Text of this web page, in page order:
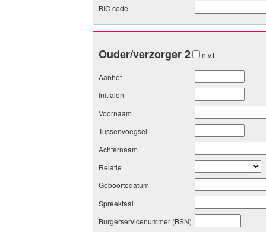
BIC code
Ouder/verzorger 2 n.v.t
Aanhef
Initialen
Voornaam
Tussenvoegsel
Achternaam
Relatie
Geboortedatum
Spreektaal
Burgerservicenummer (BSN)